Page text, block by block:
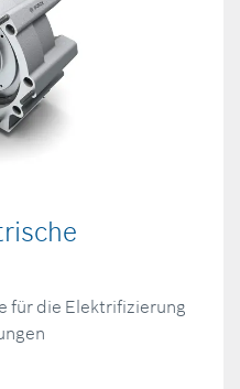
für die Elektrifizierung